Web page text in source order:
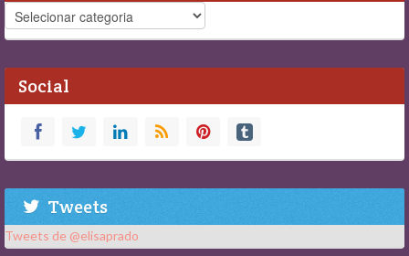
Navegue
Social
Tweets
Tweets de @elisaprado